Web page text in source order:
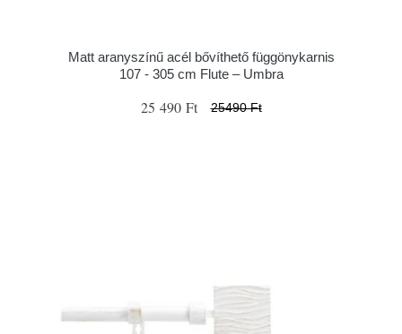
Matt aranyszínű acél bővíthető függönykarnis
107 - 305 cm Flute – Umbra
25 490 Ft 25490 Ft